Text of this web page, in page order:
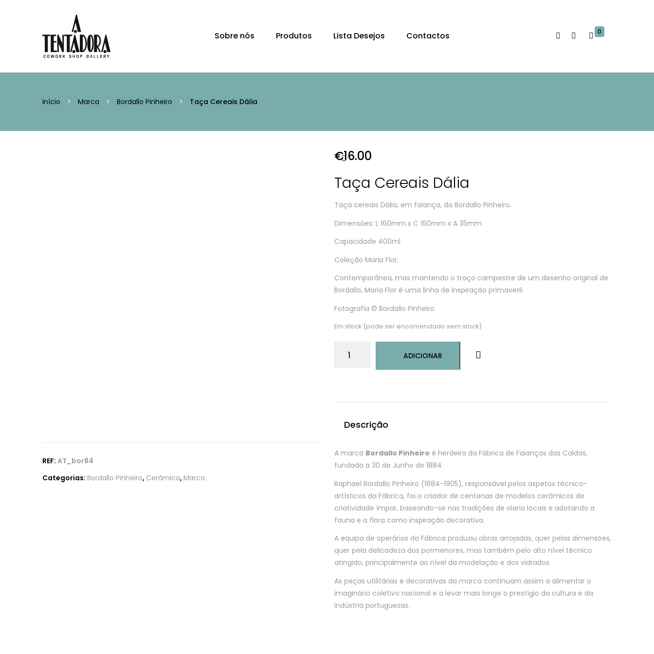
Sobre nós Produtos Lista Desejos Contactos 0
Início > Marca > Bordallo Pinheiro > Taça Cereais Dália
REF: AT_bor84
Categorias: Bordallo Pinheiro, Cerâmica, Marca
€16.00
Taça Cereais Dália
Taça cereais Dália, em faiança, da Bordallo Pinheiro.
Dimensões: L 160mm x C 160mm x A 35mm
Capacidade 400ml
Coleção Maria Flor.
Contemporânea, mas mantendo o traço campestre de um desenho original de
Bordallo, Maria Flor é uma linha de inspiração primaveril.
Fotografia © Bordallo Pinheiro
Em stock (pode ser encomendado sem stock)
ADICIONAR
Descrição
A marca Bordallo Pinheiro é herdeira da Fábrica de Faianças das Caldas,
fundada a 30 de Junho de 1884.
Raphael Bordallo Pinheiro (1884-1905), responsável pelos aspetos técnico-
artísticos da Fábrica, foi o criador de centenas de modelos cerâmicos de
criatividade ímpar, baseando-se nas tradições de olaria locais e adotando a
fauna e a flora como inspiração decorativa.
A equipa de operários da Fábrica produziu obras arrojadas, quer pelas dimensões,
quer pela delicadeza dos pormenores, mas também pelo alto nível técnico
atingido, principalmente ao nível da modelação e dos vidrados.
As peças utilitárias e decorativas da marca continuam assim a alimentar o
imaginário coletivo nacional e a levar mais longe o prestígio da cultura e da
indústria portuguesas.